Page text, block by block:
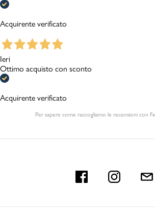
Acquirente verificato
Ieri
Ottimo acquisto con sconto
Acquirente verificato
Per sapere come raccogliamo le recensioni con